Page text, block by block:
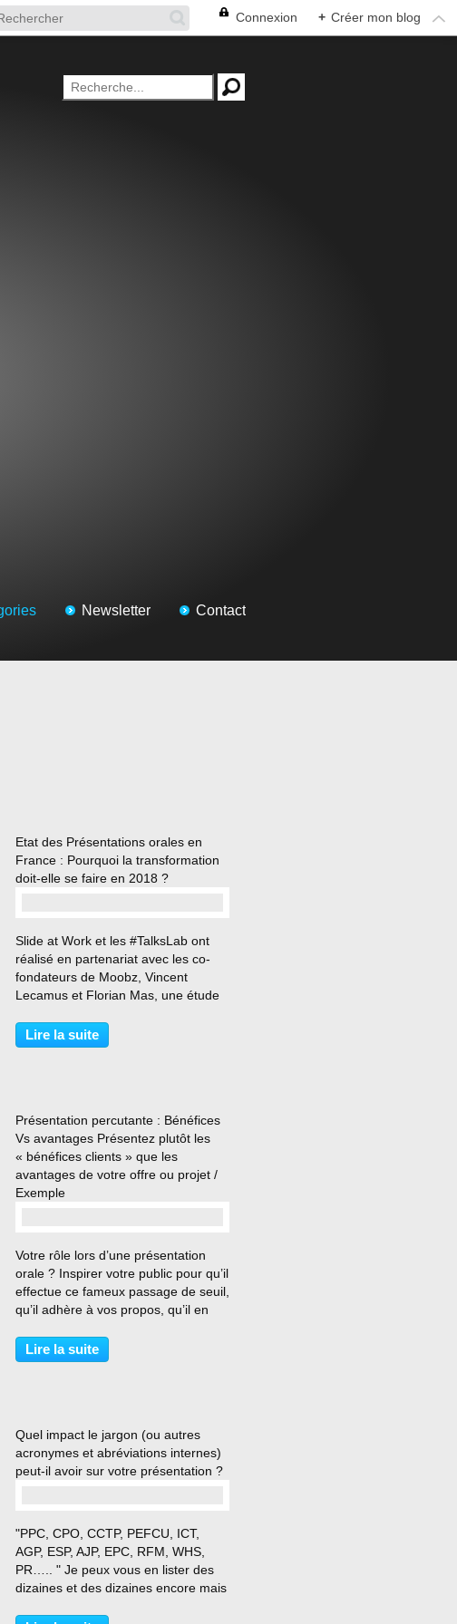
Connexion + Créer mon blog
Newsletter Contact
Etat des Présentations orales en
France : Pourquoi la transformation
doit-elle se faire en 2018 ?
Slide at Work et les #TalksLab ont
réalisé en partenariat avec les co-
fondateurs de Moobz, Vincent
Lecamus et Florian Mas, une étude
France. Les personnes
sélectionnées pour cette étude sont
Lire la suite
Présentation percutante : Bénéfices
Vs avantages Présentez plutôt les
« bénéfices clients » que les
avantages de votre offre ou projet /
Exemple
Votre rôle lors d’une présentation
orale ? Inspirer votre public pour qu’il
effectue ce fameux passage de seuil,
qu’il adhère à vos propos, qu’il en
l’action devienne tangible. Car ce qui
compte, c’est avant tout ce que...
Lire la suite
Quel impact le jargon (ou autres
acronymes et abréviations internes)
peut-il avoir sur votre présentation ?
"PPC, CPO, CCTP, PEFCU, ICT,
AGP, ESP, AJP, EPC, RFM, WHS,
PR….. " Je peux vous en lister des
dizaines et des dizaines encore mais